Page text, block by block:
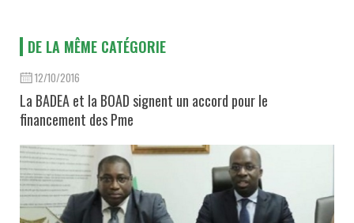
DE LA MÊME CATÉGORIE
12/10/2016
La BADEA et la BOAD signent un accord pour le
financement des Pme